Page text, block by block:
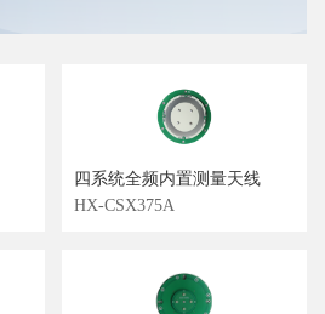
四系统全频内置测量天线
HX-CSX375A